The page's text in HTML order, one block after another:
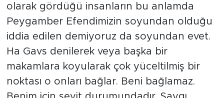
olarak gördüğü insanların bu anlamda
Peygamber Efendimizin soyundan olduğu
iddia edilen demiyoruz da soyundan evet.
Ha Gavs denilerek veya başka bir
makamlara koyularak çok yüceltilmiş bir
noktası o onları bağlar. Beni bağlamaz.